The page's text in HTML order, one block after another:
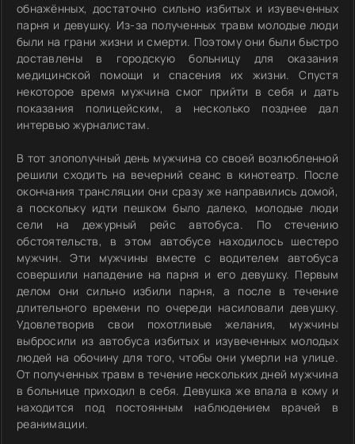
обнажённых, достаточно сильно избитых и изувеченных
парня и девушку. Из-за полученных травм молодые люди
были на грани жизни и смерти. Поэтому они были быстро
доставлены в городскую больницу для оказания
медицинской помощи и спасения их жизни. Спустя
некоторое время мужчина смог прийти в себя и дать
показания полицейским, а несколько позднее дал
интервью журналистам.
В тот злополучный день мужчина со своей возлюбленной
решили сходить на вечерний сеанс в кинотеатр. После
окончания трансляции они сразу же направились домой,
а поскольку идти пешком было далеко, молодые люди
сели на дежурный рейс автобуса. По стечению
обстоятельств, в этом автобусе находилось шестеро
мужчин. Эти мужчины вместе с водителем автобуса
совершили нападение на парня и его девушку. Первым
делом они сильно избили парня, а после в течение
длительного времени по очереди насиловали девушку.
Удовлетворив свои похотливые желания, мужчины
выбросили из автобуса избитых и изувеченных молодых
людей на обочину для того, чтобы они умерли на улице.
От полученных травм в течение нескольких дней мужчина
в больнице приходил в себя. Девушка же впала в кому и
находится под постоянным наблюдением врачей в
реанимации.